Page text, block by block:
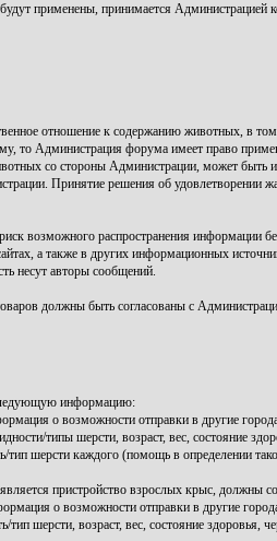
применены, принимается Администрацией
отношение к содержанию животных, в
то Администрация форума имеет право
со стороны Администрации, может
Принятие решения об удовлетворении
возможного распространения информации
а также в других информационных
несут авторы сообщений.
должны быть согласованы с
информацию:
о возможности отправки в другие
типы шерсти, возраст, вес, состояние
шерсти каждого (помощь в определении
пристройство взрослых крыс, должны
о возможности отправки в другие
шерсти, возраст, вес, состояние здоровья,